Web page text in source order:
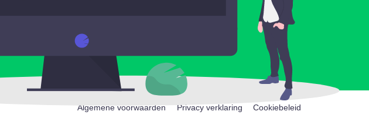
Algemene voorwaarden Privacy verklaring Cookiebeleid